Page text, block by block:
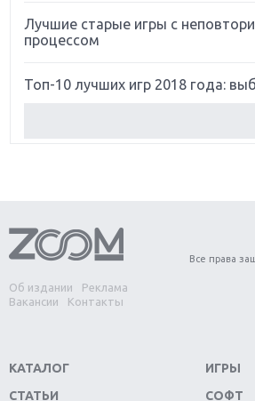
Лучшие старые игры с
процессом
Топ-10 лучших игр 2018 года:
Обзор игры Forza Horizon 4:
Две важных новинки для
Divinity Original Sin 2
Switch
Об издании
Реклама
Вакансии
Контакты
Все права
КАТАЛОГ
СТАТЬИ
ИГРЫ
СОФТ